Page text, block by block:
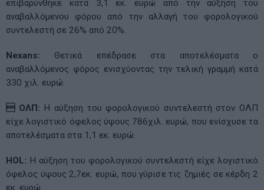
επιβαρύνθηκε κατά 3,1 εκ. ευρώ από την αύξηση του
αναβαλλόμενου φόρου από την αλλαγή του φορολογικού
συντελεστή σε 26% από 20%.
Nexans: Θετικά επέδρασε στα αποτελέσματα ο
αναβαλλόμενος φόρος ενισχύοντας την τελική γραμμή κατά
330 χιλ. ευρώ.
 ΟΛΠ: Η αύξηση του φορολογικού συντελεστή στον ΟΛΠ
είχε λογιστικό όφελος ύψους 786χιλ. ευρώ, που ενίσχυσε τα
αποτελέσματα στα 1,1 εκ. ευρώ.
ΗOL: Η αύξηση του φορολογικού συντελεστή είχε λογιστικό
όφελος ύψους 2,7εκ. ευρώ, που γύρισε τις ζημιές σε κέρδη 2
εκ. ευρώ.